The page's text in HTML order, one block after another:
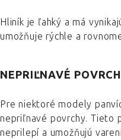
Hliník je ľahký a má
umožňuje rýchle a
NEPRIĽNAVÉ
Pre niektoré modely
nepriľnavé povrchy. Tieto
neprilepí a umožňujú